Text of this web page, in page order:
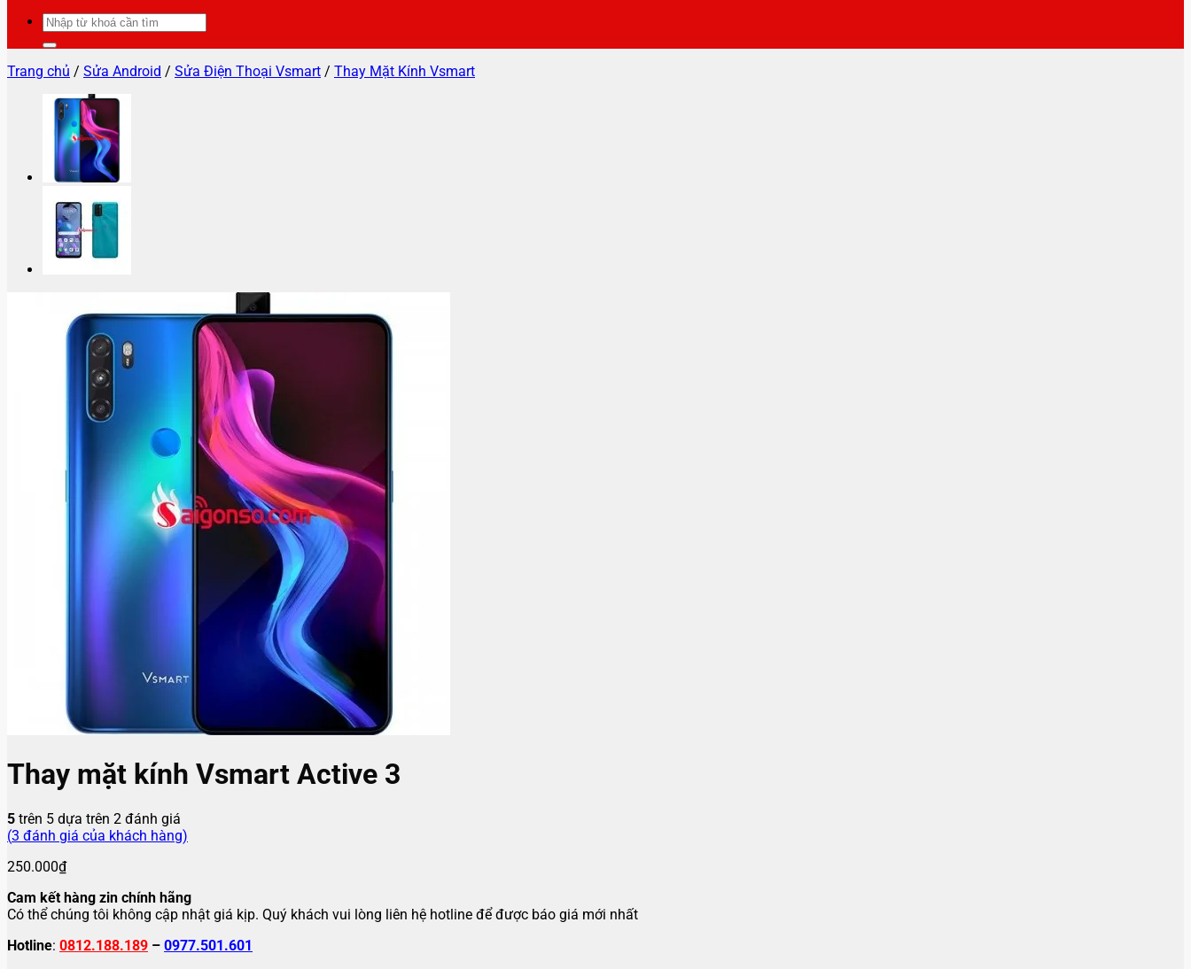
Tìm
kiếm:
Trang chủ / Sửa Android / Sửa Điện Thoại Vsmart / Thay Mặt Kính Vsmart
Thay mặt kính Vsmart Active 3
5 trên 5 dựa trên 2 đánh giá
(3 đánh giá của khách hàng)
250.000₫
Cam kết hàng zin chính hãng
Có thể chúng tôi không cập nhật giá kịp. Quý khách vui lòng liên hệ hotline để được báo giá mới nhất
Hotline: 0812.188.189 – 0977.501.601